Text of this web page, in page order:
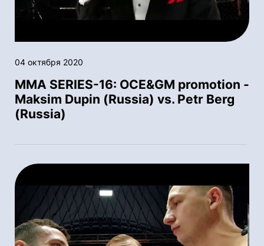
04 октября 2020
MMA SERIES-16: OСE&GM promotion -
Maksim Dupin (Russia) vs. Petr Berg
(Russia)